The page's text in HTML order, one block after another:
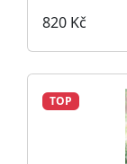
820 Kč
TOP